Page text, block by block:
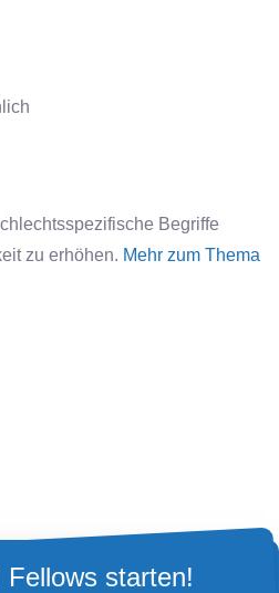
Begriffe
zu erhöhen. Mehr zum Thema
starten!